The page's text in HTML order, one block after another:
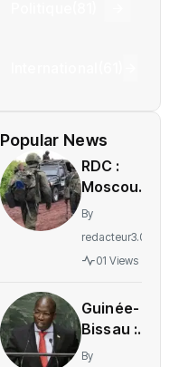
Popular News
RDC :
Moscou
accuse
le M23
preuves
tangibles
By
redacteur3.0
01 Views
Guinée-
Bissau :
Domingos
By